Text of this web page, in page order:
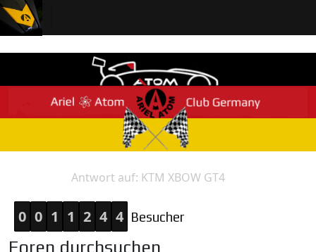
Antwort auf: KTM XBOW GT4
0 0 1 1 2 4 4 Besucher
Foren durchsuchen